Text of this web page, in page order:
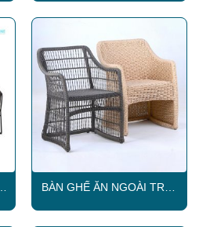
BÀN GHẾ ĂN NGOÀI TRỜI